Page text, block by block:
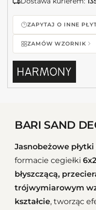
ZAPYTAJ O INNE
ZAMÓW WZORNIK
BARI SAND
Jasnobeżowe
formacie cegiełki
błyszczącą,
trójwymiarowym
kształcie, tworząc